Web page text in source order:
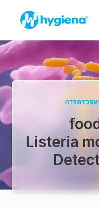
การตรวจห
Listeria